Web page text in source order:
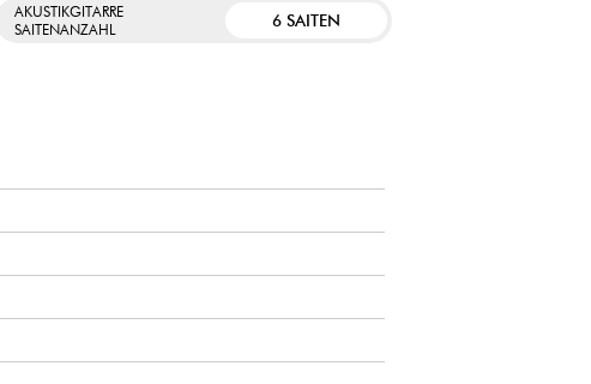
AKUSTIKGITARRE
SAITENANZAHL
6 SAITEN